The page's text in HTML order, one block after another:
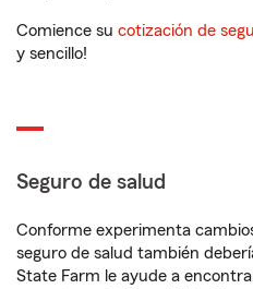
Comience su cotización de
y sencillo!
Seguro de salud
Conforme experimenta
seguro de salud también
State Farm le ayude a